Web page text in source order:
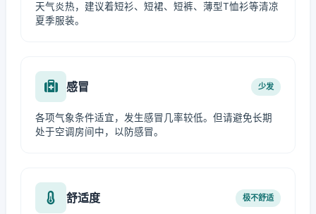
天气炎热，建议着短衫、短裙、短裤、薄型T恤衫等清凉
夏季服装。
感冒 少发
各项气象条件适宜，发生感冒几率较低。但请避免长期
处于空调房间中，以防感冒。
舒适度 极不舒适